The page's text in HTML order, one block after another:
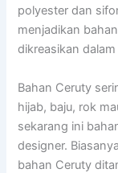
polyester dan
menjadikan
dikreasikan
Bahan Ceruty
hijab, baju, rok
sekarang ini
designer.
bahan Ceruty